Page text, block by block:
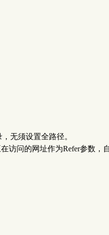
无须设置全路径。
访问的网址作为Refer参数，